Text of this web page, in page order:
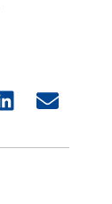
Share Share